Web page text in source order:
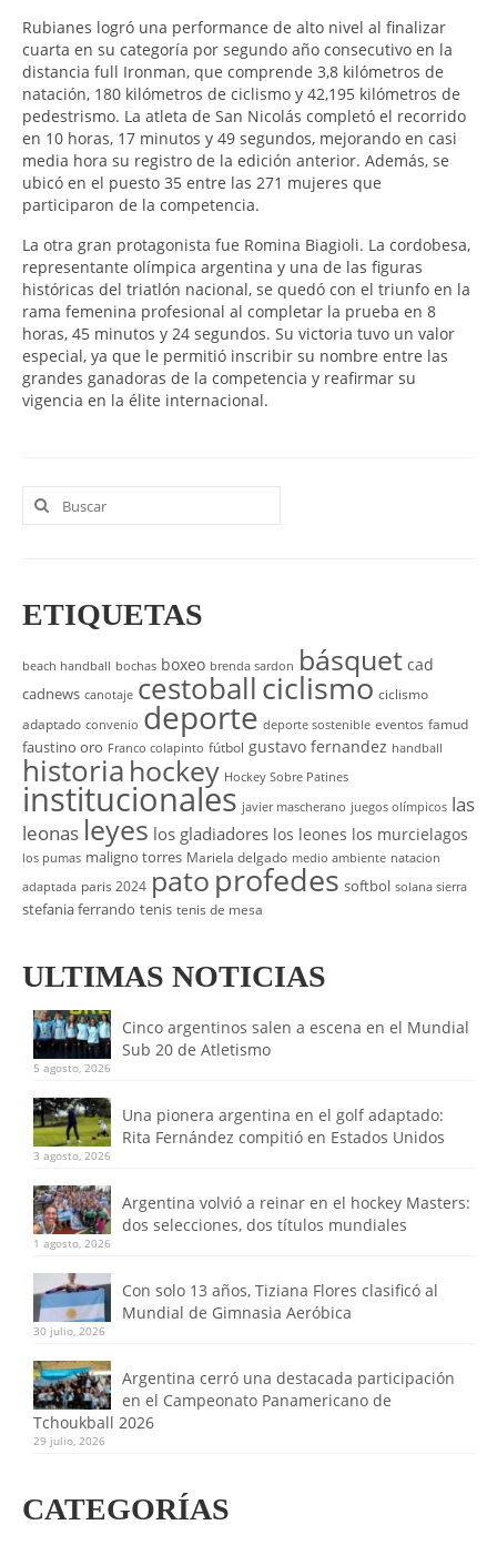
Rubianes logró una performance de alto nivel al finalizar
cuarta en su categoría por segundo año consecutivo en la
distancia full Ironman, que comprende 3,8 kilómetros de
natación, 180 kilómetros de ciclismo y 42,195 kilómetros de
pedestrismo. La atleta de San Nicolás completó el recorrido
en 10 horas, 17 minutos y 49 segundos, mejorando en casi
media hora su registro de la edición anterior. Además, se
ubicó en el puesto 35 entre las 271 mujeres que
participaron de la competencia.
La otra gran protagonista fue Romina Biagioli. La cordobesa,
representante olímpica argentina y una de las figuras
históricas del triatlón nacional, se quedó con el triunfo en la
rama femenina profesional al completar la prueba en 8
horas, 45 minutos y 24 segundos. Su victoria tuvo un valor
especial, ya que le permitió inscribir su nombre entre las
grandes ganadoras de la competencia y reafirmar su
vigencia en la élite internacional.
Buscar
por:
ETIQUETAS
beach handball bochas boxeo brenda sardon básquet cad
cadnews canotaje cestoballciclismo ciclismo
adaptado convenio deporte deporte sostenible eventos famud
faustino oro Franco colapinto fútbol gustavo fernandez handball
historia hockey Hockey Sobre Patines
institucionales javier mascherano juegos olímpicos las
leonas leyes los gladiadores los leones los murcielagos
los pumas maligno torres Mariela delgado medio ambiente natacion
adaptada paris 2024 pato profedes softbol solana sierra
stefania ferrando tenis tenis de mesa
ULTIMAS NOTICIAS
Cinco argentinos salen a escena en el Mundial
Sub 20 de Atletismo
5 agosto, 2026
Una pionera argentina en el golf adaptado:
Rita Fernández compitió en Estados Unidos
3 agosto, 2026
Argentina volvió a reinar en el hockey Masters:
dos selecciones, dos títulos mundiales
1 agosto, 2026
Con solo 13 años, Tiziana Flores clasificó al
Mundial de Gimnasia Aeróbica
30 julio, 2026
Argentina cerró una destacada participación
en el Campeonato Panamericano de
Tchoukball 2026
29 julio, 2026
CATEGORÍAS